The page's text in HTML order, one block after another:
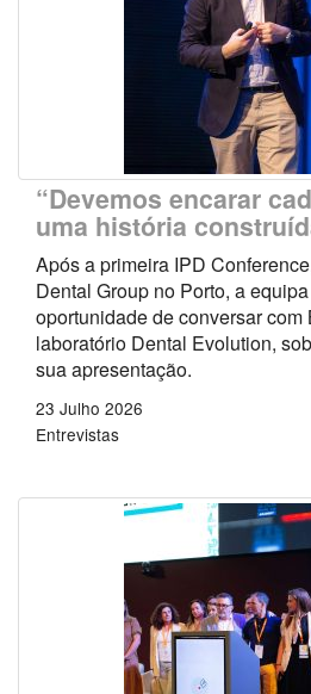
“Devemos encarar
uma história
Após a primeira IPD
Dental Group no Porto, a
oportunidade de conversar com
laboratório Dental Evolution,
sua apresentação.
23 Julho 2026
Entrevistas